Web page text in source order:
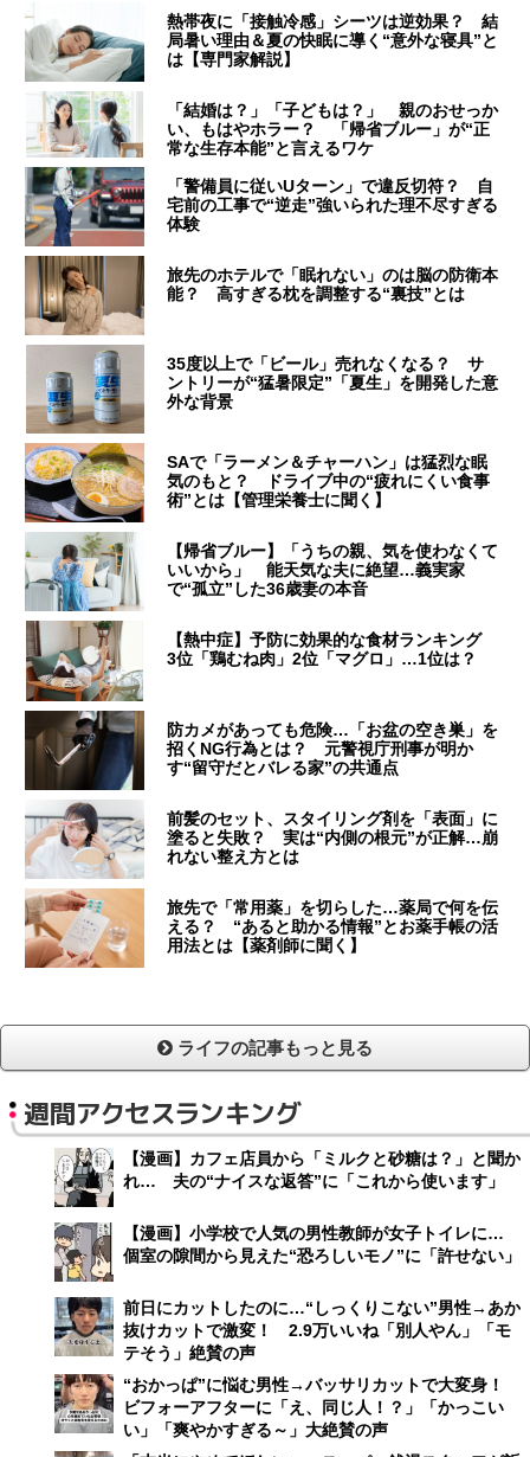
熱帯夜に「接触冷感」シーツは逆効果？ 結
局暑い理由＆夏の快眠に導く“意外な寝具”と
は【専門家解説】
「結婚は？」「子どもは？」 親のおせっか
い、もはやホラー？ 「帰省ブルー」が“正
常な生存本能”と言えるワケ
「警備員に従いUターン」で違反切符？ 自
宅前の工事で“逆走”強いられた理不尽すぎる
体験
旅先のホテルで「眠れない」のは脳の防衛本
能？ 高すぎる枕を調整する“裏技”とは
35度以上で「ビール」売れなくなる？ サ
ントリーが“猛暑限定”「夏生」を開発した意
外な背景
SAで「ラーメン＆チャーハン」は猛烈な眠
気のもと？ ドライブ中の“疲れにくい食事
術”とは【管理栄養士に聞く】
【帰省ブルー】「うちの親、気を使わなくて
いいから」 能天気な夫に絶望…義実家
で“孤立”した36歳妻の本音
【熱中症】予防に効果的な食材ランキング
3位「鶏むね肉」2位「マグロ」…1位は？
防カメがあっても危険…「お盆の空き巣」を
招くNG行為とは？ 元警視庁刑事が明か
す“留守だとバレる家”の共通点
前髪のセット、スタイリング剤を「表面」に
塗ると失敗？ 実は“内側の根元”が正解…崩
れない整え方とは
旅先で「常用薬」を切らした…薬局で何を伝
える？ “あると助かる情報”とお薬手帳の活
用法とは【薬剤師に聞く】
ライフの記事もっと見る
週間アクセスランキング
【漫画】カフェ店員から「ミルクと砂糖は？」と聞か
れ… 夫の“ナイスな返答”に「これから使います」
【漫画】小学校で人気の男性教師が女子トイレに…
個室の隙間から見えた“恐ろしいモノ”に「許せない」
前日にカットしたのに…“しっくりこない”男性→あか
抜けカットで激変！ 2.9万いいね「別人やん」「モ
テそう」絶賛の声
“おかっぱ”に悩む男性→バッサリカットで大変身！
ビフォーアフターに「え、同じ人！？」「かっこい
い」「爽やかすぎる～」大絶賛の声